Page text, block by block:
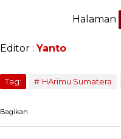
Halaman
Editor :Yanto
Tag: HArimu Sumatera
Bagikan